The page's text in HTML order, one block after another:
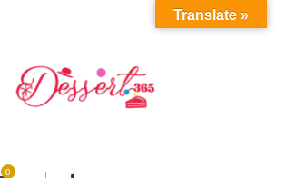
0
Translate »